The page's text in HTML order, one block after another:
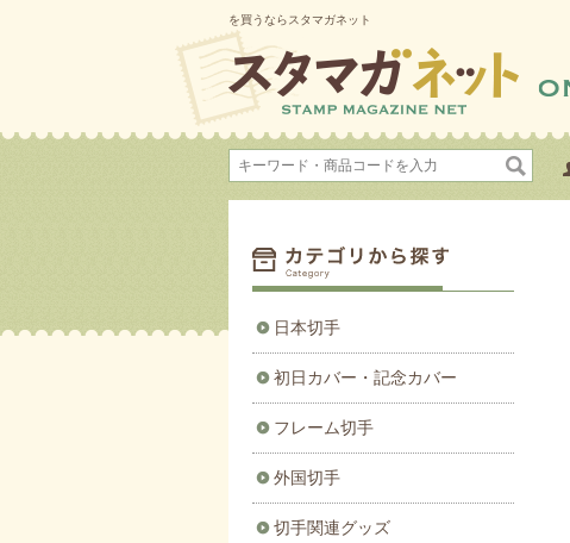
を買うならスタマガネット
日本切手
初日カバー・記念カバー
フレーム切手
外国切手
切手関連グッズ